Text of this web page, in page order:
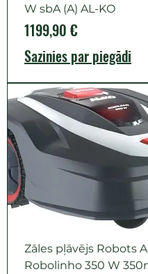
W sbA (A) AL-KO
Cena
1199,90 €
Sazinies par piegādi
Zāles pļāvējs Robots
Robolinho 350 W